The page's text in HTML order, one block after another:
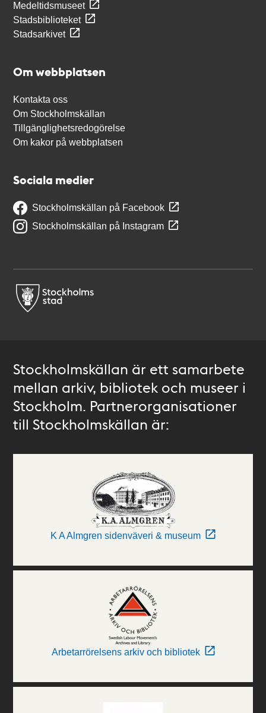
Medeltidsmuseet
Stadsbiblioteket
Stadsarkivet
Om webbplatsen
Kontakta oss
Om Stockholmskällan
Tillgänglighetsredogörelse
Om kakor på webbplatsen
Sociala medier
Stockholmskällan på Facebook
Stockholmskällan på Instagram
Stockholmskällan är ett samarbete
mellan arkiv, bibliotek och museer i
Stockholm. Partnerorganisationer
till Stockholmskällan är:
K A Almgren sidenväveri & museum
Arbetarrörelsens arkiv och bibliotek